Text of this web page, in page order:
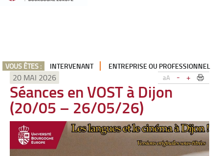
VOUS ÊTES : INTERVENANT ENTREPRISE OU PROFESSIONNEL
aA - +
20 MAI 2026
Séances en VOST à Dijon
(20/05 – 26/05/26)